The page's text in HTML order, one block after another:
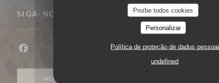
Proíbe todos cookies
Personalizar
Política de proteção de dados
undefined
SIGA-NOS
NEWSLETTER